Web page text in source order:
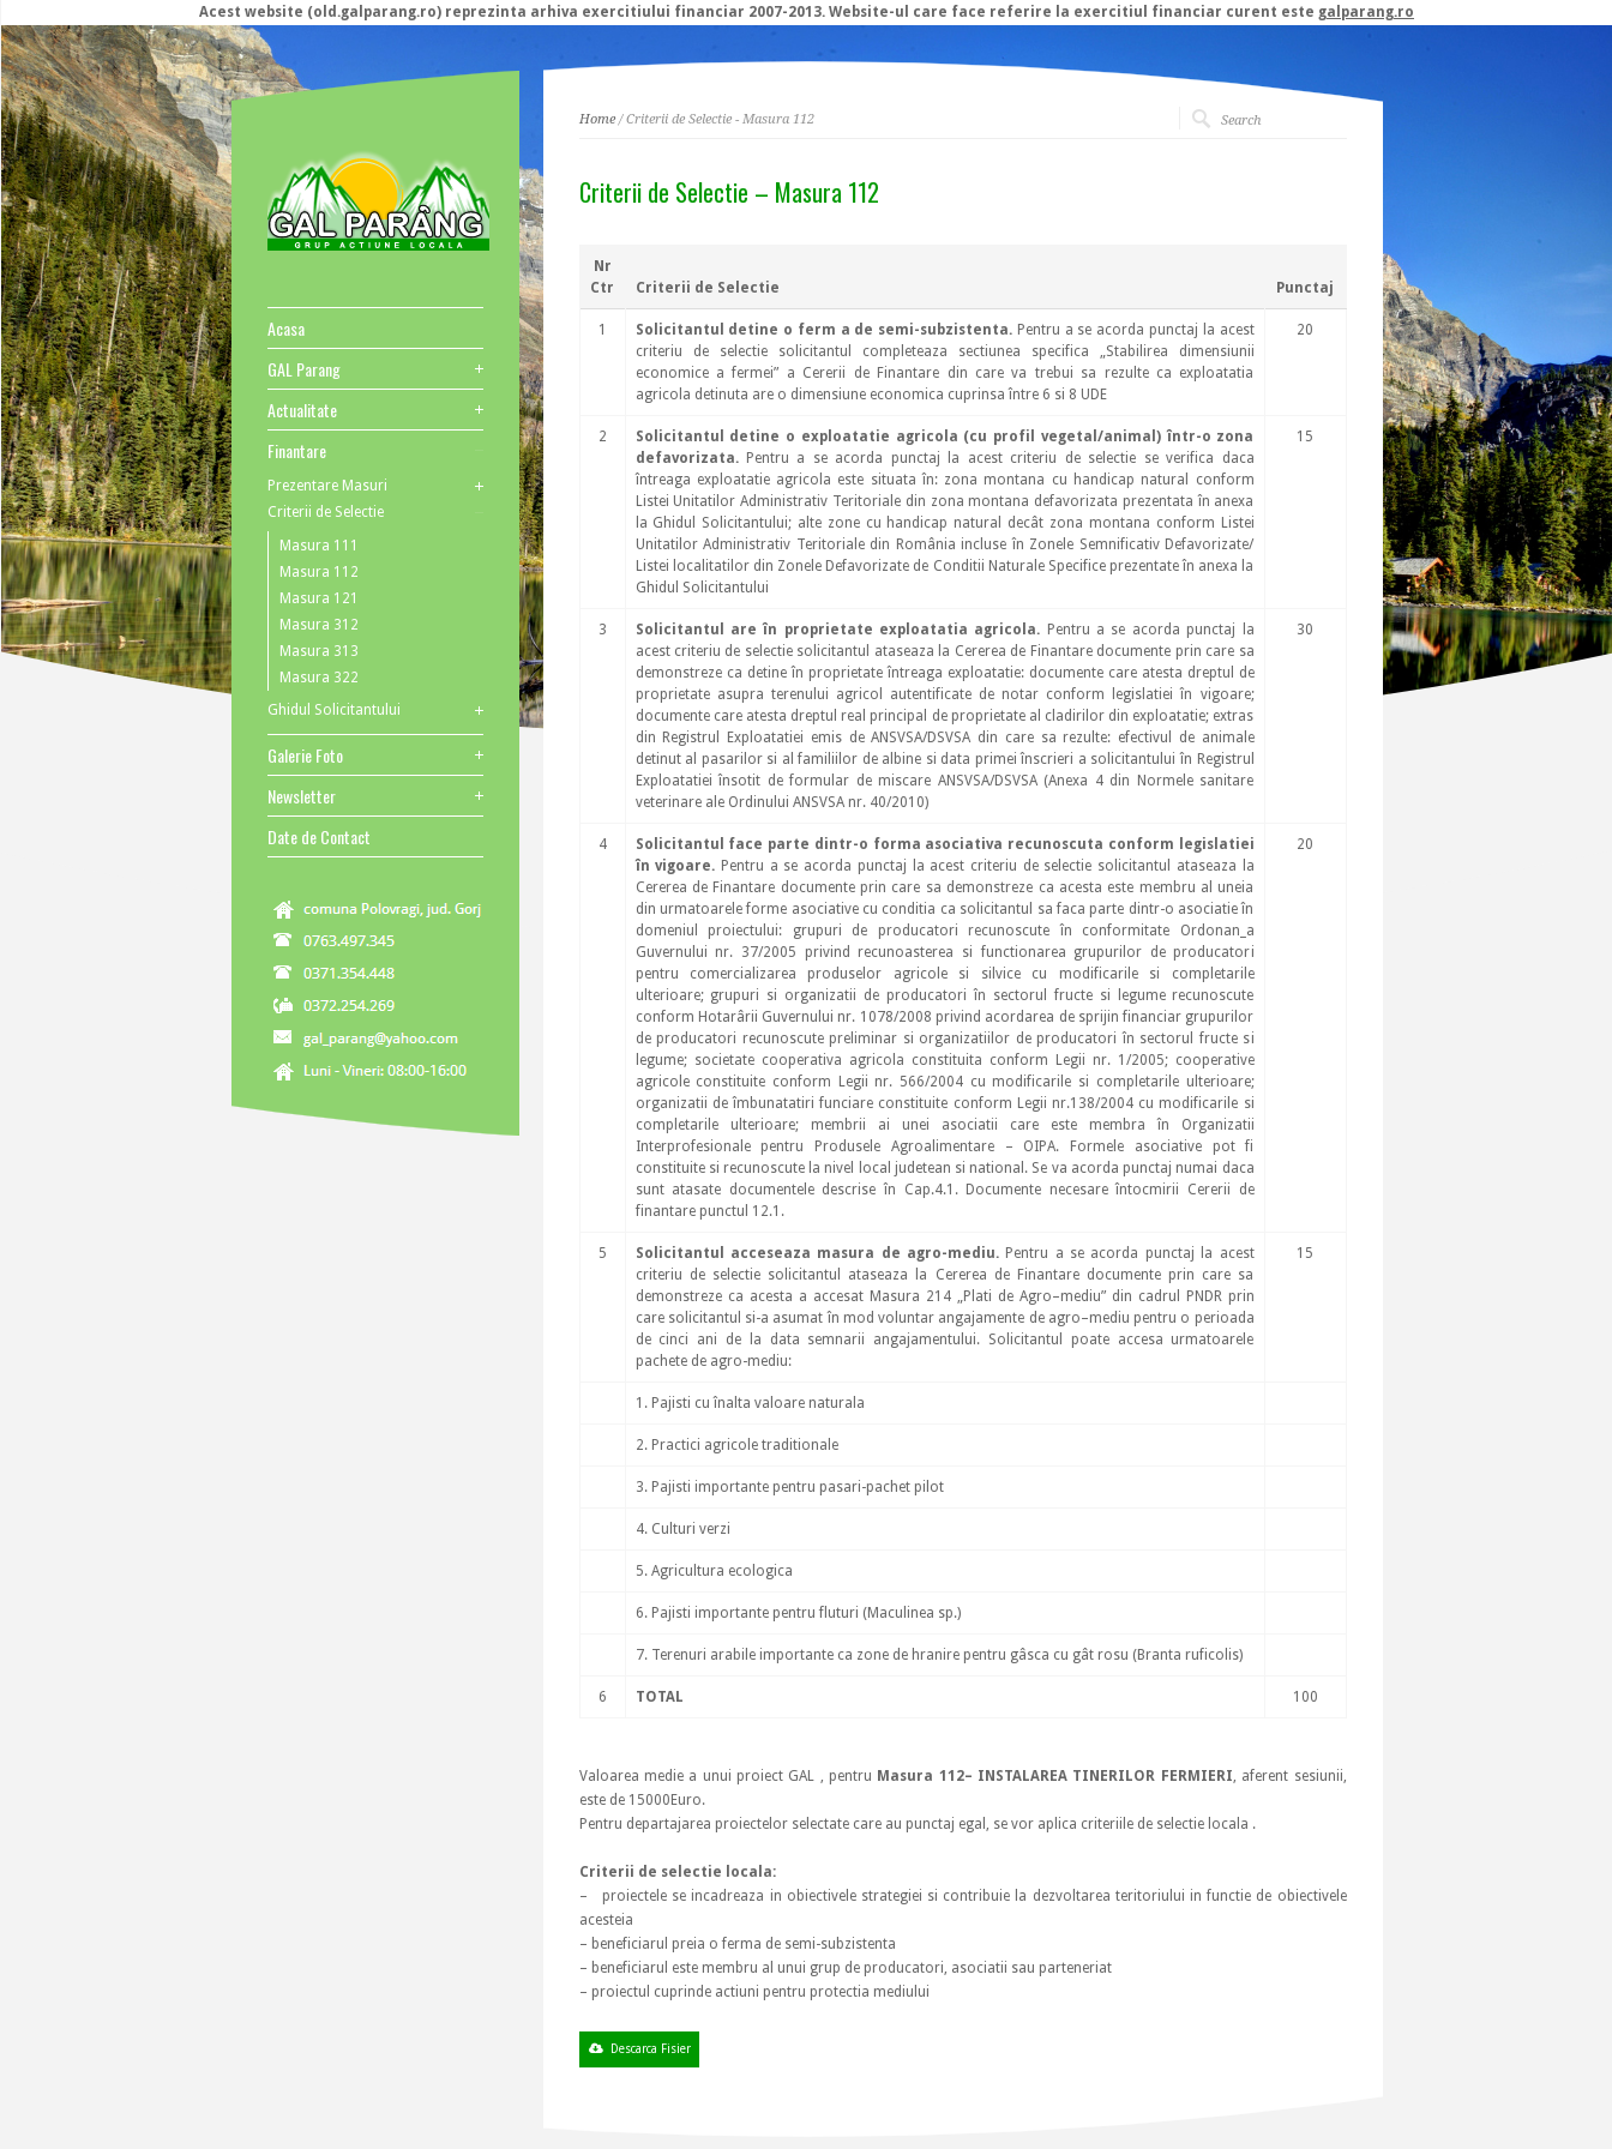
Acest website (old.galparang.ro) reprezinta arhiva exercitiului financiar 2007-2013. Website-ul care face referire la exercitiul financiar curent este galparang.ro
Home/ Criterii de Selectie - Masura 112
Criterii de Selectie – Masura 112
Nr
Ctr
Criterii de Selectie Punctaj
1 Solicitantul detine o ferm a de semi-subzistenta. Pentru a se acorda punctaj la acest
criteriu de selectie solicitantul completeaza sectiunea specifica „Stabilirea dimensiunii
economice a fermei” a Cererii de Finantare din care va trebui sa rezulte ca exploatatia
agricola detinuta are o dimensiune economica cuprinsa între 6 si 8 UDE
20
2
Solicitantul detine o exploatatie agricola (cu profil vegetal/animal) într-o zona
defavorizata.Pentru a se acorda punctaj la acest criteriu de selectie se verifica daca
întreaga exploatatie agricola este situata în: zona montana cu handicap natural conform
Listei Unitatilor Administrativ Teritoriale din zona montana defavorizata prezentata în anexa
la Ghidul Solicitantului; alte zone cu handicap natural decât zona montana conform Listei
Unitatilor Administrativ Teritoriale din România incluse în Zonele Semnificativ Defavorizate/
Listei localitatilor din Zonele Defavorizate de Conditii Naturale Specifice prezentate în anexa la
Ghidul Solicitantului
15
3 Solicitantul are în proprietate exploatatia agricola. Pentru a se acorda punctaj la
acest criteriu de selectie solicitantul ataseaza la Cererea de Finantare documente prin care sa
demonstreze ca detine în proprietate întreaga exploatatie: documente care atesta dreptul de
proprietate asupra terenului agricol autentificate de notar conform legislatiei în vigoare;
documente care atesta dreptul real principal de proprietate al cladirilor din exploatatie; extras
din Registrul Exploatatiei emis de ANSVSA/DSVSA din care sa rezulte: efectivul de animale
detinut al pasarilor si al familiilor de albine si data primei înscrieri a solicitantului în Registrul
Exploatatiei însotit de formular de miscare ANSVSA/DSVSA (Anexa 4 din Normele sanitare
veterinare ale Ordinului ANSVSA nr. 40/2010)
30
4
Solicitantul face parte dintr-o forma asociativa recunoscuta conform legislatiei
în vigoare. Pentru a se acorda punctaj la acest criteriu de selectie solicitantul ataseaza la
Cererea de Finantare documente prin care sa demonstreze ca acesta este membru al uneia
din urmatoarele forme asociative cu conditia ca solicitantul sa faca parte dintr-o asociatie în
domeniul proiectului: grupuri de producatori recunoscute în conformitate Ordonan_a
Guvernului nr. 37/2005 privind recunoasterea si functionarea grupurilor de producatori
pentru comercializarea produselor agricole si silvice cu modificarile si completarile
ulterioare; grupuri si organizatii de producatori în sectorul fructe si legume recunoscute
conform Hotarârii Guvernului nr. 1078/2008 privind acordarea de sprijin financiar grupurilor
de producatori recunoscute preliminar si organizatiilor de producatori în sectorul fructe si
legume; societate cooperativa agricola constituita conform Legii nr. 1/2005; cooperative
agricole constituite conform Legii nr. 566/2004 cu modificarile si completarile ulterioare;
organizatii de îmbunatatiri funciare constituite conform Legii nr.138/2004 cu modificarile si
completarile ulterioare; membrii ai unei asociatii care este membra în Organizatii
Interprofesionale pentru Produsele Agroalimentare – OIPA. Formele asociative pot fi
constituite si recunoscute la nivel local judetean si national. Se va acorda punctaj numai daca
sunt atasate documentele descrise în Cap.4.1. Documente necesare întocmirii Cererii de
finantare punctul 12.1.
20
5 Solicitantul acceseaza masura de agro-mediu.Pentru a se acorda punctaj la acest
criteriu de selectie solicitantul ataseaza la Cererea de Finantare documente prin care sa
demonstreze ca acesta a accesat Masura 214 „Plati de Agro–mediu” din cadrul PNDR prin
care solicitantul si-a asumat în mod voluntar angajamente de agro–mediu pentru o perioada
de cinci ani de la data semnarii angajamentului. Solicitantul poate accesa urmatoarele
pachete de agro-mediu:
15
1. Pajisti cu înalta valoare naturala
2. Practici agricole traditionale
3. Pajisti importante pentru pasari-pachet pilot
4. Culturi verzi
5. Agricultura ecologica
6. Pajisti importante pentru fluturi (Maculinea sp.)
7. Terenuri arabile importante ca zone de hranire pentru gâsca cu gât rosu (Branta ruficolis)
6 TOTAL 100
Valoarea medie a unui proiect GAL , pentru Masura 112– INSTALAREA TINERILOR FERMIERI, aferent sesiunii,
este de 15000Euro.
Pentru departajarea proiectelor selectate care au punctaj egal, se vor aplica criteriile de selectie locala .
Criterii de selectie locala:
– proiectele se incadreaza in obiectivele strategiei si contribuie la dezvoltarea teritoriului in functie de obiectivele
acesteia
– beneficiarul preia o ferma de semi-subzistenta
– beneficiarul este membru al unui grup de producatori, asociatii sau parteneriat
– proiectul cuprinde actiuni pentru protectia mediului
Descarca Fisier
Acasa
GAL Parang
Actualitate
Finantare
Prezentare Masuri
Criterii de Selectie
Masura 111
Masura 112
Masura 121
Masura 312
Masura 313
Masura 322
Ghidul Solicitantului
Galerie Foto
Newsletter
Date de Contact